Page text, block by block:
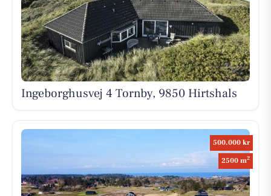
Ingeborghusvej 4 Tornby, 9850 Hirtshals
500.000 kr
2500 m2